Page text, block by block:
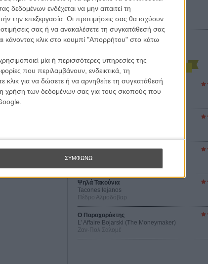
δεδομένων ενδέχεται να μην απαιτεί τη
την επεξεργασία. Οι προτιμήσεις σας θα ισχύουν
σας ή να ανακαλέσετε τη συγκατάθεσή σας
κάνοντας κλικ στο κουμπί "Απορρήτου" στο κάτω
μία ή περισσότερες υπηρεσίες της
που περιλαμβάνουν, ενδεικτικά, τη
για να δώσετε ή να αρνηθείτε τη συγκατάθεσή
χρήση των δεδομένων σας για τους σκοπούς που
ΣΥΜΦΩΝΩ
Οι Αρμονίες Βερκμάιστερ
Werckmeister Harmonies
Οδύσσεια
The Odyssey
Ψηλά Τακούνια
Tacones lejanos
Πέδρο Αλμοδόβαρ
Ο Παραχαράκτης
L’ Affaire Bojarski (The Moneymaker)
Ζαν-Πολ Σαλομέ